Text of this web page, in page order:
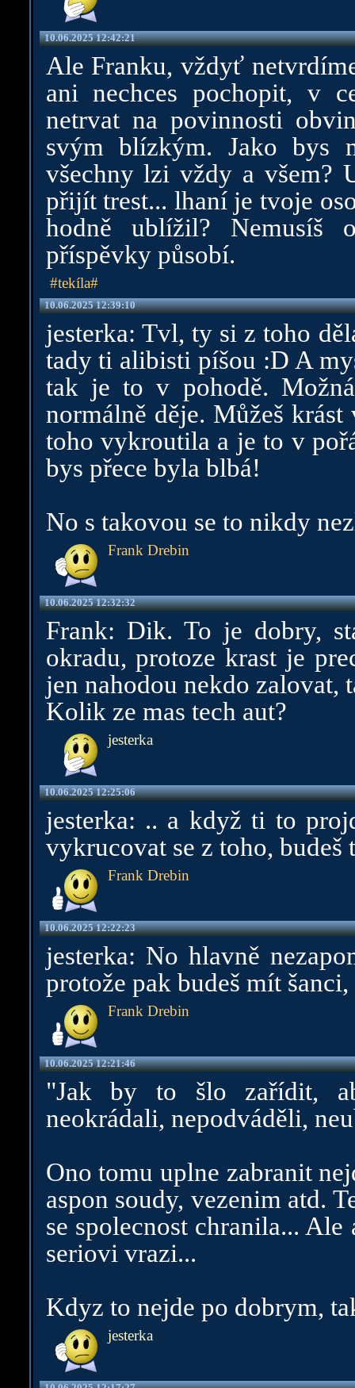
10.06.2025 12:42:21
Ale Franku, vždyť
ani nechces pochopit, v
netrvat na povinnosti
svým blízkým. Jako bys
všechny lzi vždy a všem?
přijít trest... lhaní je tvoje
hodně ublížil? Nemusíš
příspěvky působí.
#tekíla#
10.06.2025 12:39:10
jesterka: Tvl, ty si z toho
tady ti alibisti píšou :D A
tak je to v pohodě.
normálně děje. Můžeš
toho vykroutila a je to v
bys přece byla blbá!
No s takovou se to nikdy
Frank Drebin
10.06.2025 12:32:32
Frank: Dik. To je dobry,
okradu, protoze krast je
jen nahodou nekdo zalovat,
Kolik ze mas tech aut?
jesterka
10.06.2025 12:25:06
jesterka: .. a když ti to
vykrucovat se z toho,
Frank Drebin
10.06.2025 12:22:23
jesterka: No hlavně
protože pak budeš mít
Frank Drebin
10.06.2025 12:21:46
"Jak by to šlo zařídit,
neokrádali, nepodváděli,
Ono tomu uplne zabranit
aspon soudy, vezenim atd.
se spolecnost chranila...
seriovi vrazi...
Kdyz to nejde po dobrym,
jesterka